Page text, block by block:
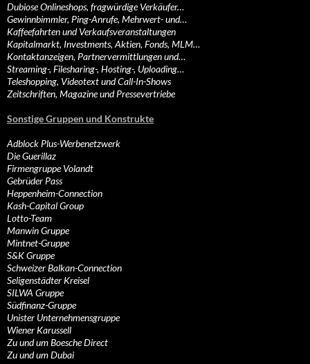
Dubiose Onlineshops, fragwürdige Verkäufer…
Gewinnbimmler, Ping-Anrufe, Mehrwert- und…
Kaffeefahrten und Verkaufsveranstaltungen
Kapitalmarkt, Investments, Aktien, Fonds, MLM…
Kontaktanzeigen, Partnervermittlungen und…
Streaming-, Filesharing-, Hosting-, Uploading…
Teleshopping, Videotext und Call-In-Shows
Zeitschriften, Magazine und Pressevertriebe
Sonstige Gruppen und Konstrukte
Adblock Plus-Werbenetzwerk
Die Guerillaz
Firmengruppe Volandt
Gebrüder Pass
Heppenheim-Connection
Kash-Capital Group
Lotto-Team
Manwin Gruppe
Mintnet-Gruppe
S&K Gruppe
Schweizer Balkan-Connection
Seligenstädter Kreisel
SILWA Gruppe
Südfinanz-Gruppe
Unister Unternehmensgruppe
Wiener Karussell
Zu und um Boesche Direct
Zu und um Dubai